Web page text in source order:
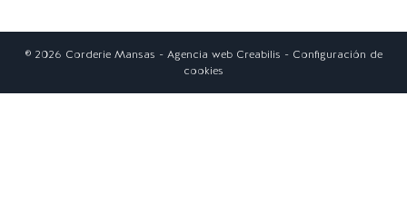
© 2026 Corderie Mansas - Agencia web Creabilis - Configuración de
cookies